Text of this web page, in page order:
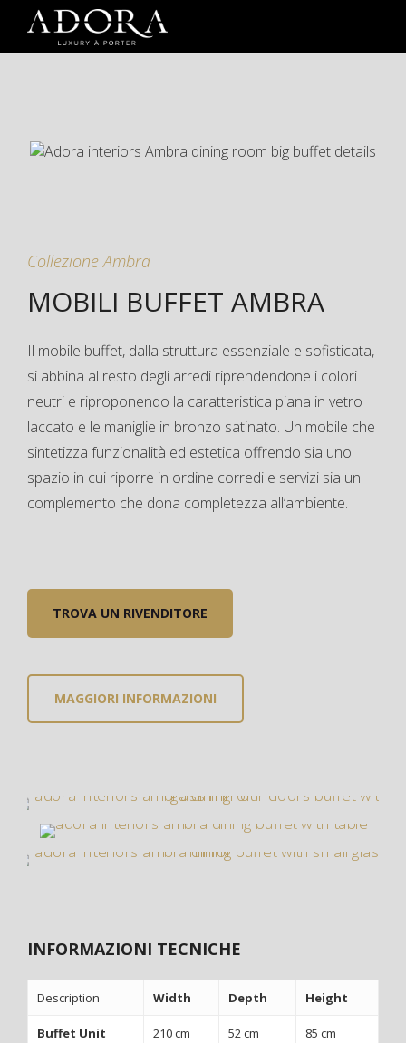
Collezione Ambra
MOBILI BUFFET AMBRA
Il mobile buffet, dalla struttura essenziale e sofisticata,
si abbina al resto degli arredi riprendendone i colori
neutri e riproponendo la caratteristica piana in vetro
laccato e le maniglie in bronzo satinato. Un mobile che
sintetizza funzionalità ed estetica offrendo sia uno
spazio in cui riporre in ordine corredi e servizi sia un
complemento che dona completezza all’ambiente.
TROVA UN RIVENDITORE
MAGGIORI INFORMAZIONI
INFORMAZIONI TECNICHE
Description Width Depth Height
Buffet Unit 210 cm 52 cm 85 cm